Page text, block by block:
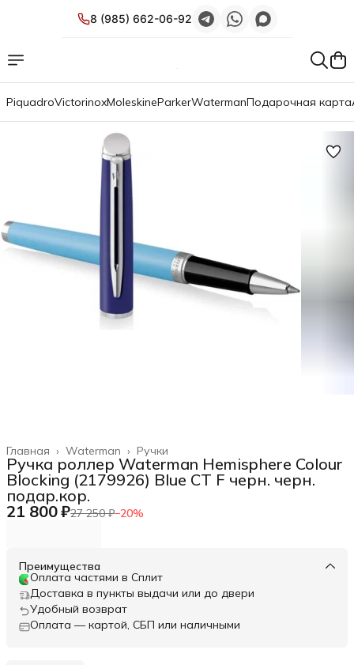
8 (985) 662-06-92
PiquadroVictorinoxMoleskineParkerWatermanПодарочная карта
Ручки
Waterman ›
Главная ›
Ручка роллер Waterman Hemisphere Colour
Blocking (2179926) Blue CT F черн. черн.
подар.кор.
21 800 ₽27 250 ₽−20%
Преимущества
Оплата частями в Сплит
Доставка в пункты выдачи или до двери
Удобный возврат
Оплата — картой, СБП или наличными